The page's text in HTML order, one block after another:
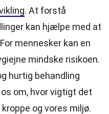
. At forstå
kan hjælpe med at
mennesker kan en
mindske risikoen.
hurtig behandling
om, hvor vigtigt det
og vores miljø.